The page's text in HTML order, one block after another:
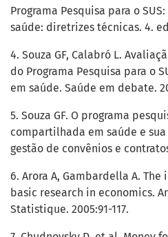
Programa Pesquisa para o
saúde: diretrizes técnicas. 4.
4. Souza GF, Calabró L.
do Programa Pesquisa para o
em saúde. Saúde em debate.
5. Souza GF. O programa
compartilhada em saúde e
gestão de convênios e
6. Arora A, Gambardella A.
basic research in economics.
Statistique. 2005:91-117.